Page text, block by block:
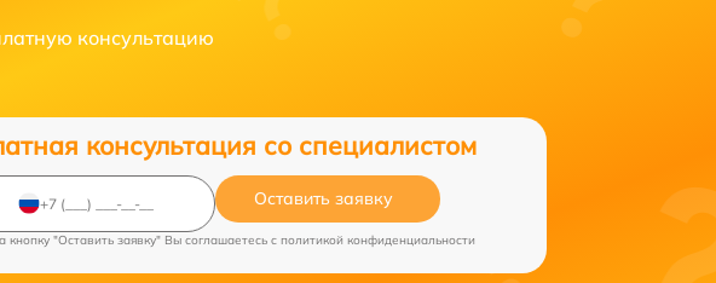
консультацию
консультация со специалистом
Оставить заявку
кнопку "Оставить заявку" Вы соглашаетесь c политикой конфиденциальности